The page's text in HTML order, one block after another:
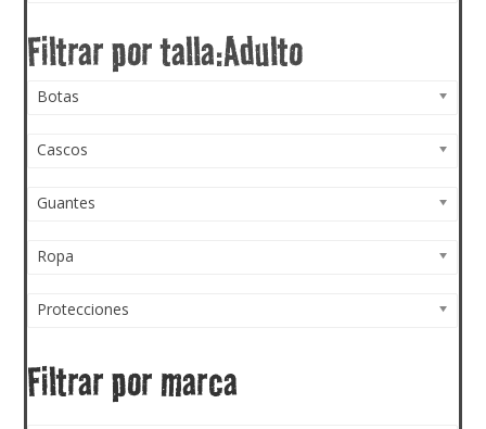
Botas
Cascos
Guantes
Ropa
Protecciones
Filtrar por marca